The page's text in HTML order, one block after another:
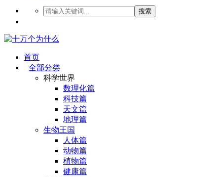
搜索
首页
全部分类
科学世界
数理化篇
科技篇
天文篇
地理篇
生物王国
人体篇
动物篇
植物篇
健康篇